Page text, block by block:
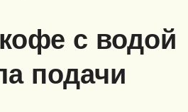
с водой
подачи